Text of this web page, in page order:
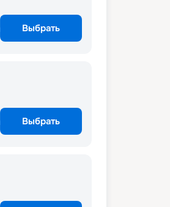
Выбрать
Выбрать